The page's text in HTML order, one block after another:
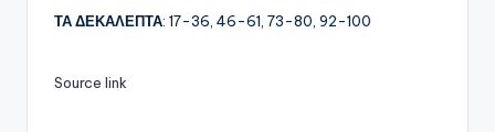
ΤΑ ΔΕΚΑΛΕΠΤΑ: 17-36, 46-61, 73-80, 92-100
Source link